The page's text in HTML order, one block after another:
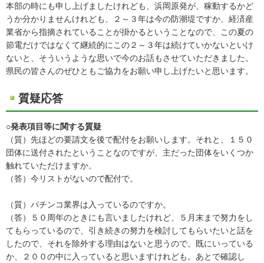
本部の時にも申し上げましたけれども、浜岡原発が、稼動するかど
うか分かりませんけれども、２～３年は今の防潮堤ですか、経済産
業省から指摘されていることが掛かるということなので、この夏の
節電だけではなくて継続的にこの２～３年は続けていかないといけ
ないと、そういうような思いで今のお話もさせていただきました。
県民の皆さんのぜひともご協力をお願い申し上げたいと思います。
質疑応答
○発表項目等に関する質疑
（質）先ほどの要請文を後で配付をお願いします。それと、１５０
団体に送付されたということなのですが、主だった団体をいくつか
触れていただけますか。
（答）今リストがないので配付で。
（質）パチンコ業界は入っているのですか。
（答）５０周年のときにも言いましたけれど、５月末まで努力をし
てもらっているので、引き続きの努力を検討してもらいたいと話を
したので、それを除外する理由はないと思うので。既にいっている
か、２００の中に入っていると思いますけれども。あとで確認し